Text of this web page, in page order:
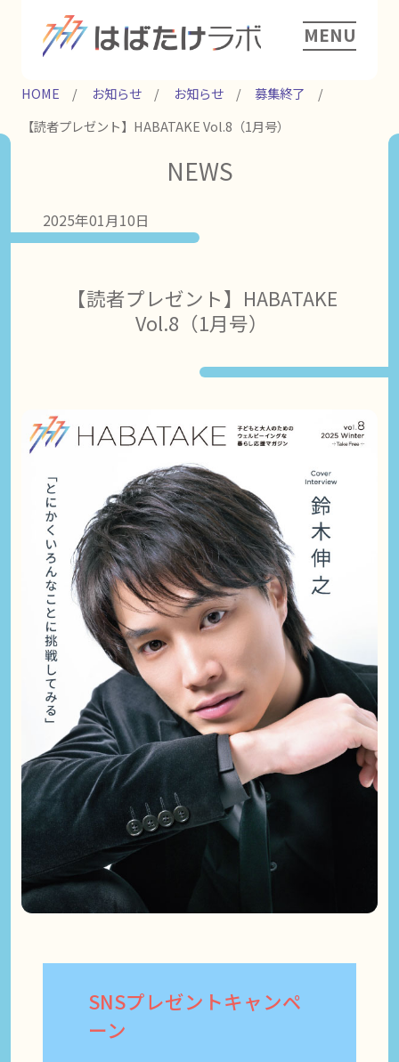
MENU
HOME お知らせ お知らせ
募集終了
【読者プレゼント】HABATAKE Vol.8（1月号）
NEWS
2025年01月10日
【読者プレゼント】HABATAKE
Vol.8（1月号）
SNSプレゼントキャンペ
ーン